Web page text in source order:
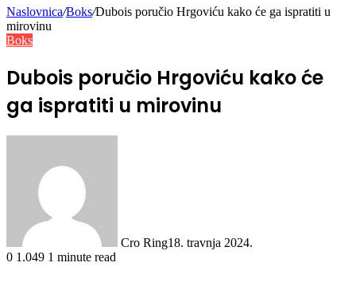
Naslovnica/Boks/Dubois poručio Hrgoviću kako će ga ispratiti u
mirovinu
Boks
Dubois poručio Hrgoviću kako će
ga ispratiti u mirovinu
Cro Ring18. travnja 2024.
0 1.049 1 minute read